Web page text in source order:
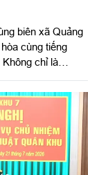
biên xã Quảng
cùng tiếng
chỉ là
độ Trường Phổ
Trực.